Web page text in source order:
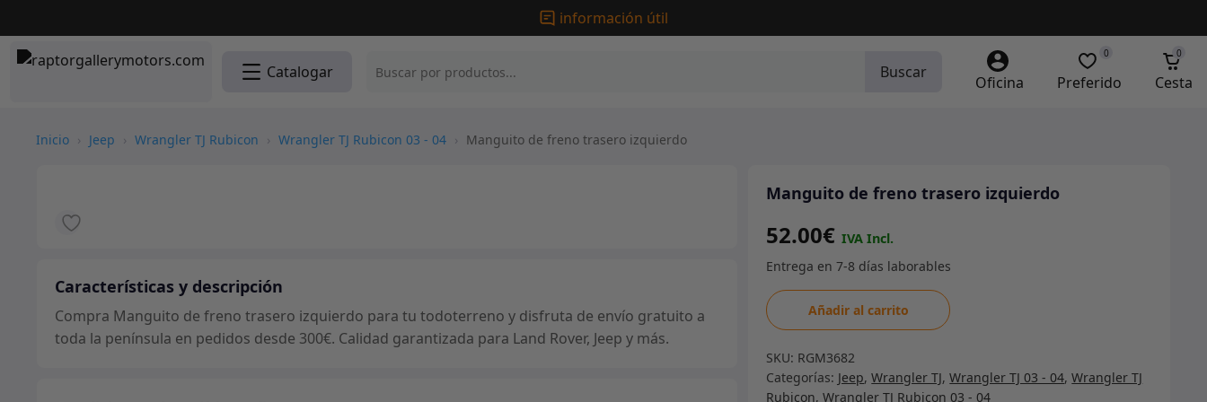
información útil
Catalogar Buscar
Oficina Preferido
0
Cesta
0
Inicio › Jeep › Wrangler TJ Rubicon › Wrangler TJ Rubicon 03 - 04 › Manguito de freno trasero izquierdo
Características y descripción
Compra Manguito de freno trasero izquierdo para tu todoterreno y disfruta de envío gratuito a
toda la península en pedidos desde 300€. Calidad garantizada para Land Rover, Jeep y más.
Manguito de freno trasero izquierdo
52.00€
Manguito
de
trasero
izquierdo
Añadir al carrito
SKU: RGM3682
Categorías: Jeep,Wrangler TJ,Wrangler TJ 03 - 04,Wrangler TJ
Rubicon,Wrangler TJ Rubicon 03 - 04